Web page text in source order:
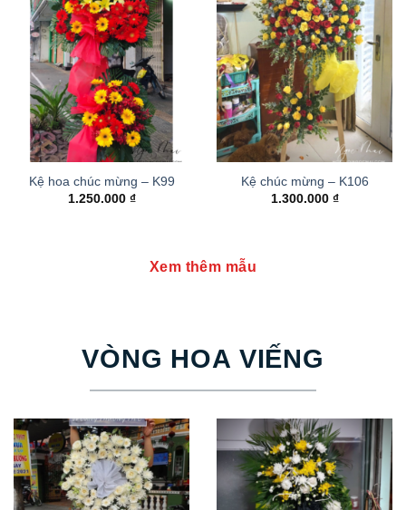
Kệ hoa chúc mừng – K99
1.250.000 ₫
Kệ chúc mừng – K106
1.300.000 ₫
Xem thêm mẫu
VÒNG HOA VIẾNG